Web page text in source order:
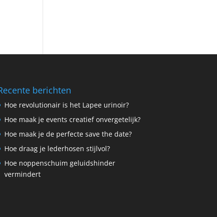
berichten
Hoe revolutionair is het Lapee urinoir?
Hoe maak je events creatief onvergetelijk?
Hoe maak je de perfecte save the date?
Hoe draag je lederhosen stijlvol?
Hoe noppenschuim geluidshinder
vermindert